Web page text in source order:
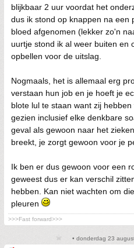
blijkbaar 2 uur voordat het
dus ik stond op knappen na een
bloed afgenomen (lekker zo'n
uurtje stond ik al weer buiten en
opbellen voor de uitslag.
Nogmaals, het is allemaal erg
verstaan hun job en je hoeft je
blote lul te staan want zij
gezien inclusief elke denkbare
geval als gewoon naar het
breekt, je zorgt gewoon voor je
Ik ben er dus gewoon voor een
geweest dus er kan verschil
hebben. Kan niet wachten om
pleuren
>>>Fast forward>>>
• donderdag 23